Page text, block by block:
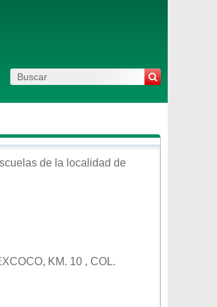
de la localidad de
KM. 10 , COL.